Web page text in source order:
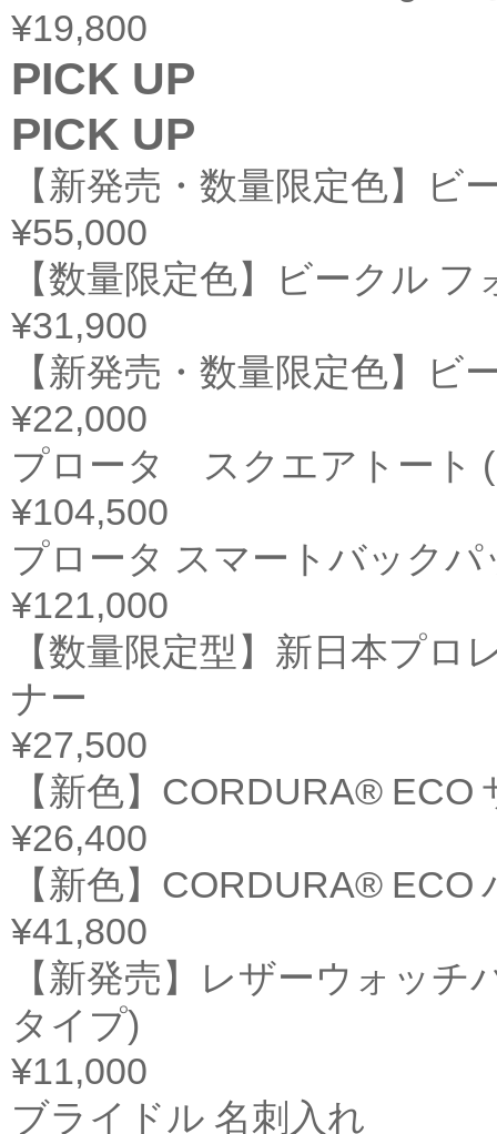
¥19,800
PICK UP
PICK UP
【新発売・数量限定色】
¥55,000
【数量限定色】ビークル
¥31,900
【新発売・数量限定色】ビ
¥22,000
プロータ スクエアトート
¥104,500
プロータ スマートバックパ
¥121,000
【数量限定型】新日本プロ
ナー
¥27,500
【新色】CORDURA® ECO
¥26,400
【新色】CORDURA® ECO
¥41,800
【新発売】レザーウォッ
タイプ)
¥11,000
ブライドル 名刺入れ